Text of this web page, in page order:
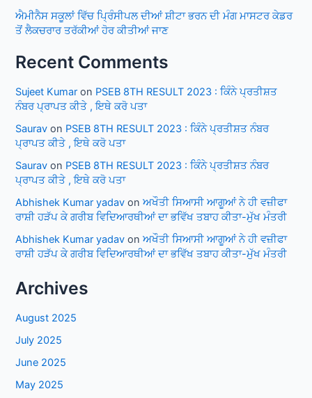
ਐਮੀਨੈਸ ਸਕੂਲਾਂ ਵਿੱਚ ਪ੍ਰਿੰਸੀਪਲ ਦੀਆਂ ਸ਼ੀਟਾ ਭਰਨ ਦੀ ਮੰਗ ਮਾਸਟਰ ਕੇਡਰ
ਤੋਂ ਲੈਕਚਰਾਰ ਤਰੱਕੀਆਂ ਹੋਰ ਕੀਤੀਆਂ ਜਾਣ
Recent Comments
Sujeet Kumar on PSEB 8TH RESULT 2023 : ਕਿੰਨੇ ਪ੍ਰਤੀਸ਼ਤ
ਨੰਬਰ ਪ੍ਰਾਪਤ ਕੀਤੇ , ਇਥੇ ਕਰੋ ਪਤਾ
Saurav on PSEB 8TH RESULT 2023 : ਕਿੰਨੇ ਪ੍ਰਤੀਸ਼ਤ ਨੰਬਰ
ਪ੍ਰਾਪਤ ਕੀਤੇ , ਇਥੇ ਕਰੋ ਪਤਾ
Saurav on PSEB 8TH RESULT 2023 : ਕਿੰਨੇ ਪ੍ਰਤੀਸ਼ਤ ਨੰਬਰ
ਪ੍ਰਾਪਤ ਕੀਤੇ , ਇਥੇ ਕਰੋ ਪਤਾ
Abhishek Kumar yadav onਅਖੌਤੀ ਸਿਆਸੀ ਆਗੂਆਂ ਨੇ ਹੀ ਵਜ਼ੀਫਾ
ਰਾਸ਼ੀ ਹੜੱਪ ਕੇ ਗਰੀਬ ਵਿਦਿਆਰਥੀਆਂ ਦਾ ਭਵਿੱਖ ਤਬਾਹ ਕੀਤਾ-ਮੁੱਖ ਮੰਤਰੀ
Abhishek Kumar yadav onਅਖੌਤੀ ਸਿਆਸੀ ਆਗੂਆਂ ਨੇ ਹੀ ਵਜ਼ੀਫਾ
ਰਾਸ਼ੀ ਹੜੱਪ ਕੇ ਗਰੀਬ ਵਿਦਿਆਰਥੀਆਂ ਦਾ ਭਵਿੱਖ ਤਬਾਹ ਕੀਤਾ-ਮੁੱਖ ਮੰਤਰੀ
Archives
August 2025
July 2025
June 2025
May 2025